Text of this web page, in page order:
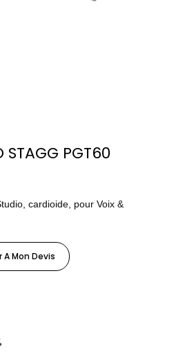
PGT60
cardioide, pour Voix &
A Mon Devis